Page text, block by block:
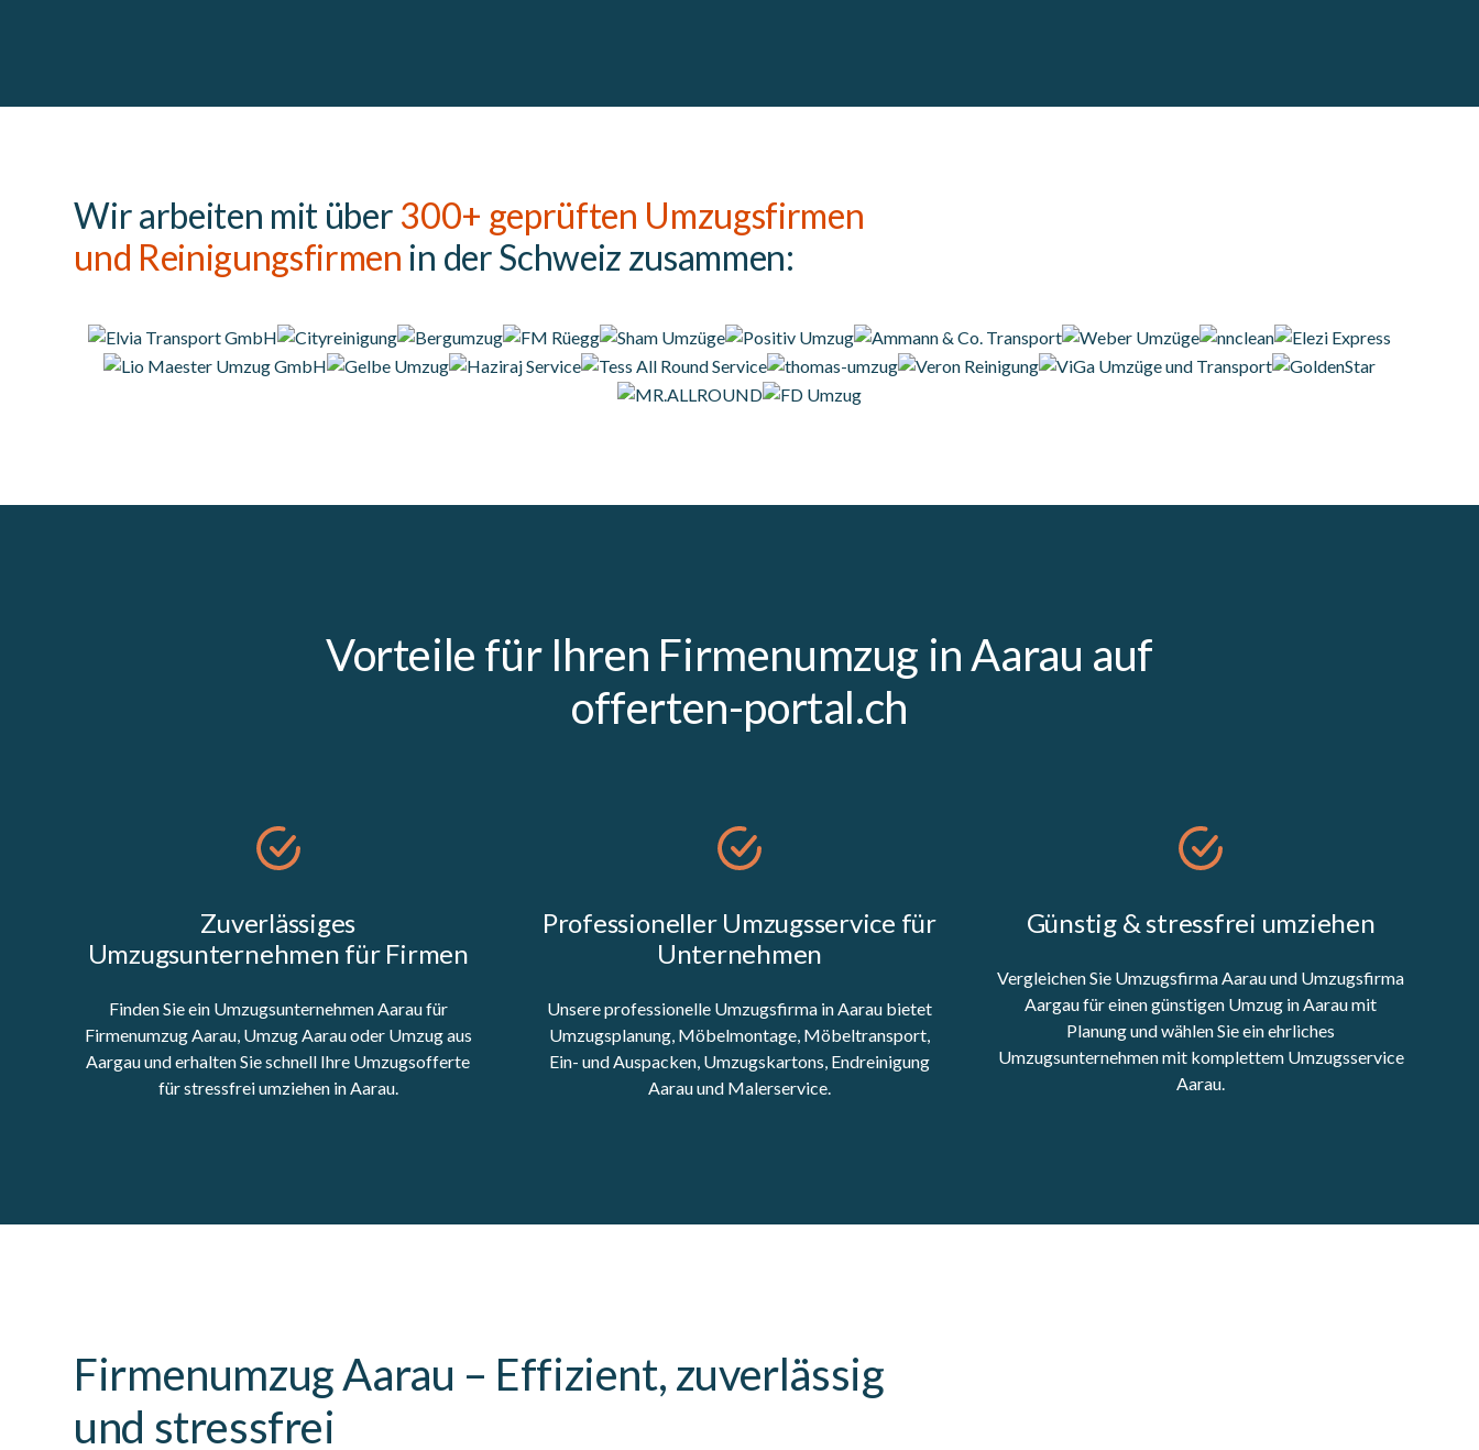
Wir arbeiten mit über 300+ geprüften Umzugsfirmen
und Reinigungsfirmen in der Schweiz zusammen:
Vorteile für Ihren Firmenumzug in Aarau auf
offerten-portal.ch
Zuverlässiges
Umzugsunternehmen für Firmen
Finden Sie ein Umzugsunternehmen Aarau für
Firmenumzug Aarau, Umzug Aarau oder Umzug aus
Aargau und erhalten Sie schnell Ihre Umzugsofferte
für stressfrei umziehen in Aarau.
Professioneller Umzugsservice für
Unternehmen
Unsere professionelle Umzugsfirma in Aarau bietet
Umzugsplanung, Möbelmontage, Möbeltransport,
Ein- und Auspacken, Umzugskartons, Endreinigung
Aarau und Malerservice.
Günstig & stressfrei umziehen
Vergleichen Sie Umzugsfirma Aarau und Umzugsfirma
Aargau für einen günstigen Umzug in Aarau mit
Planung und wählen Sie ein ehrliches
Umzugsunternehmen mit komplettem Umzugsservice
Aarau.
Firmenumzug Aarau – Effizient, zuverlässig
und stressfrei